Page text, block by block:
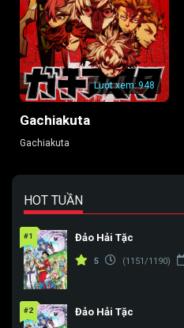
Lượt xem:948
Gachiakuta
Gachiakuta
HOT TUẦN
#1 Đảo Hải Tặc
5 (1151/1190)
#2 Đảo Hải Tặc